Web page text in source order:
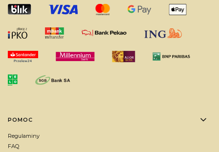
Linki w stopce
POMOC
Regulaminy
FAQ